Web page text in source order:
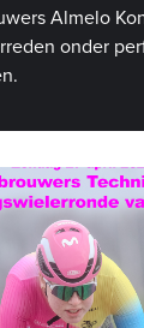
Almelo
onder